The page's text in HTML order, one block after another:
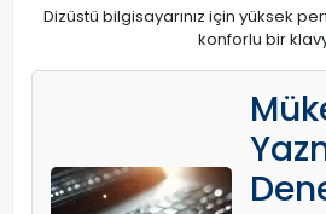
Dizüstü bilgisayarınız için yüksek
konforlu bir